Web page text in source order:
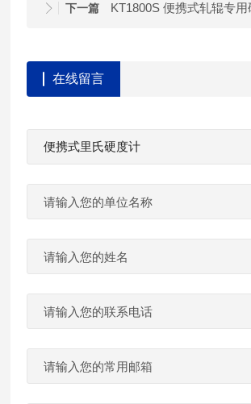
下一篇 KT1800S 便携式轧辊专
在线留言